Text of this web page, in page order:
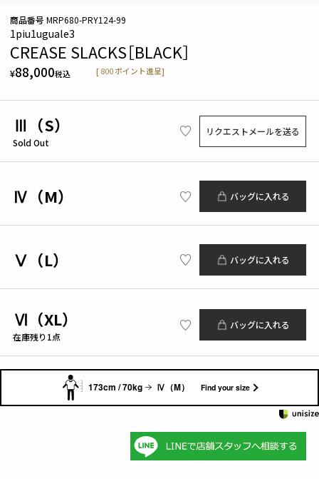
1piu1uguale3
CREASE SLACKS［BLACK］
¥88,000税込 [ 800 ポイント進呈]
商品番号 MRP680-PRY124-99
Ⅲ（S）
Sold Out
リクエストメールを送る
Ⅳ（M） バッグに入れる
Ⅴ（L） バッグに入れる
Ⅵ（XL）
在庫残り1点
バッグに入れる
173cm / 70kg Ⅳ（M） Find your size